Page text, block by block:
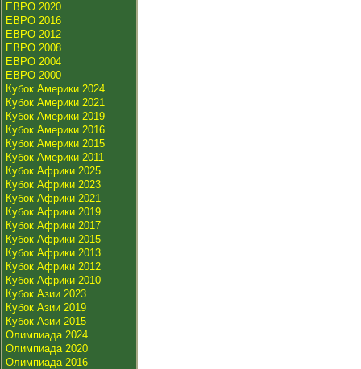
ЕВРО 2020
ЕВРО 2016
ЕВРО 2012
ЕВРО 2008
ЕВРО 2004
ЕВРО 2000
Кубок Америки 2024
Кубок Америки 2021
Кубок Америки 2019
Кубок Америки 2016
Кубок Америки 2015
Кубок Америки 2011
Кубок Африки 2025
Кубок Африки 2023
Кубок Африки 2021
Кубок Африки 2019
Кубок Африки 2017
Кубок Африки 2015
Кубок Африки 2013
Кубок Африки 2012
Кубок Африки 2010
Кубок Азии 2023
Кубок Азии 2019
Кубок Азии 2015
Олимпиада 2024
Олимпиада 2020
Олимпиада 2016